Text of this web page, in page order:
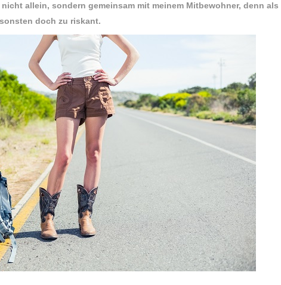
allein, sondern gemeinsam mit meinem Mitbewohner, denn als
doch zu riskant.